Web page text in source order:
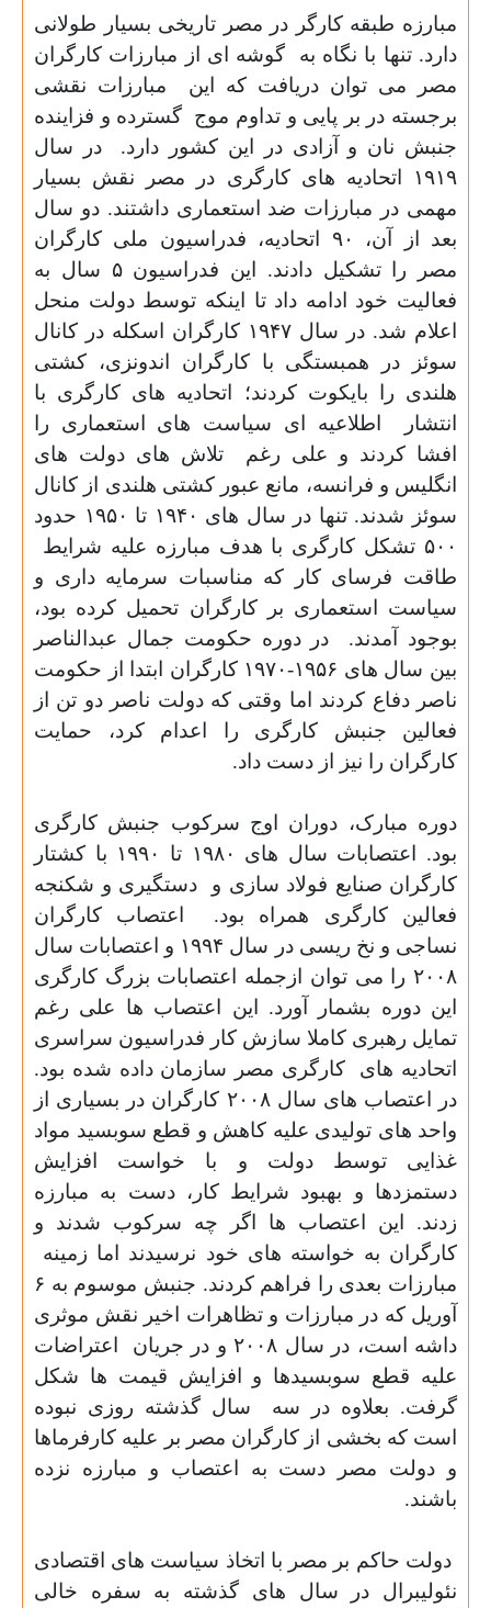
مبارزه طبقه کارگر در مصر تاریخی بسیار طولانی
دارد. تنها با نگاه به
گوشه ای از مبارزات کارگران
مصر می توان دریافت که این
مبارزات نقشی
برجسته در بر پایی و تداوم موج گسترده و فزاینده
جنبش نان و آزادی در این کشور دارد.
در سال
۱۹۱۹ اتحادیه های کارگری در مصر نقش بسیار
مهمی در مبارزات ضد استعماری داشتند. دو سال
بعد از آن،
۹۰ اتحادیه، فدراسیون ملی کارگران
مصر را تشکیل دادند. این فدراسیون۵ سال به
فعالیت خود ادامه داد تا اینکه توسط دولت منحل
اعلام شد. در سال ۱۹۴۷ کارگران اسکله در کانال
سوئز در همبستگی با کارگران اندونزی، کشتی
هلندی را بایکوت کردند؛ اتحادیه های کارگری با
انتشار
اطلاعیه ای سیاست های استعماری را
افشا کردند و علی رغم
تلاش های دولت های
انگلیس و فرانسه، مانع عبور کشتی هلندی از کانال
سوئز شدند. تنها در سال های ۱۹۴۰ تا ۱۹۵۰ حدود
۵۰۰ تشکل کارگری با هدف مبارزه علیه شرایط
طاقت فرسای کار که مناسبات سرمایه داری و
سیاست استعماری بر کارگران تحمیل کرده بود،
بوجود آمدند.
در دوره حکومت جمال عبدالناصر
بین سال های ۱۹۵۶-۱۹۷۰
کارگران ابتدا از حکومت
ناصر دفاع کردند اما وقتی که دولت ناصر دو تن از
فعالین جنبش کارگری را اعدام کرد، حمایت
کارگران را نیز از دست داد.
دوره مبارک، دوران اوج سرکوب جنبش کارگری
بود. اعتصابات سال های ۱۹۸۰ تا ۱۹۹۰ با کشتار
کارگران صنایع فولاد سازی و
دستگیری و شکنجه
فعالین کارگری همراه بود.
اعتصاب کارگران
نساجی و نخ ریسی در سال ۱۹۹۴ و اعتصابات سال
۲۰۰۸ را می توان ازجمله اعتصابات بزرگ کارگری
این دوره بشمار آورد. این اعتصاب ها علی رغم
تمایل رهبری کاملا سازش کار فدراسیون سراسری
اتحادیه های
کارگری مصر سازمان داده شده بود.
در اعتصاب های سال ۲۰۰۸ کارگران در بسیاری از
واحد های تولیدی علیه کاهش و قطع سوبسید مواد
غذایی توسط دولت و با خواست افزایش
دستمزدها و بهبود شرایط کار، دست به مبارزه
زدند. این اعتصاب ها اگر چه سرکوب شدند و
کارگران به خواسته های خود نرسیدند اما زمینه
مبارزات بعدی را فراهم کردند. جنبش موسوم به ۶
آوریل که در مبارزات و تظاهرات اخیر نقش موثری
داشه است، در سال ۲۰۰۸ و در جریان
اعتراضات
علیه قطع سوبسیدها و افزایش قیمت ها شکل
گرفت. بعلاوه در سه
سال گذشته روزی نبوده
است که بخشی از کارگران مصر بر علیه کارفرماها
و دولت مصر دست به اعتصاب و مبارزه نزده
باشند.
دولت حاکم بر مصر با اتخاذ سیاست های اقتصادی
نئولیبرال در سال های گذشته به سفره خالی